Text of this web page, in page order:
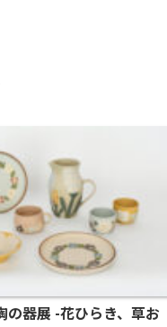
の器展 -花ひらき、草お